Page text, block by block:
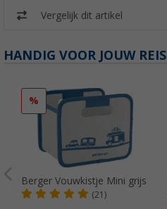
Vergelijk dit artikel
HANDIG VOOR JOUW REIS
%
Berger Vouwkistje Mini grijs
(21)